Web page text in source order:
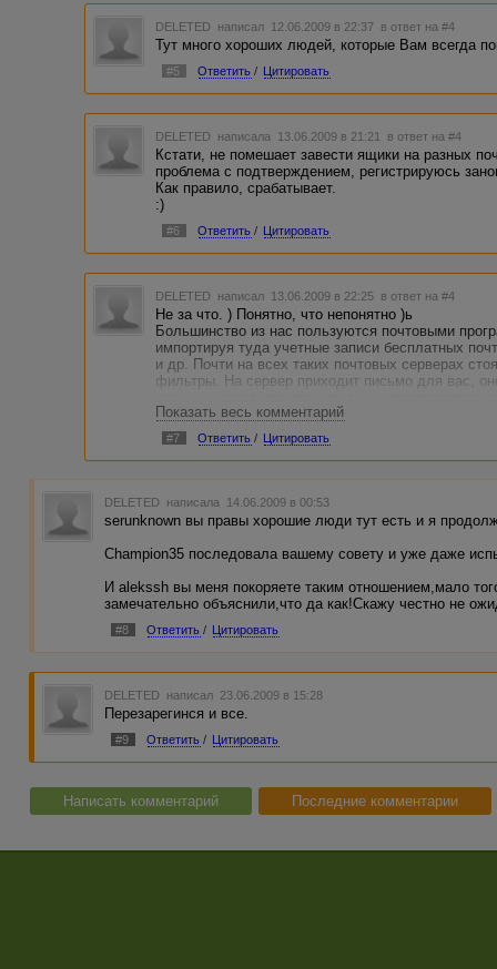
DELETED написал 12.06.2009 в 22:37 в ответ на #4
Тут много хороших людей, которые Вам всегда
#5 Ответить / Цитировать
DELETED написала 13.06.2009 в 21:21 в ответ на #4
Кстати, не помешает завести ящики на разных
проблема с подтверждением, регистрируюсь
Как правило, срабатывает.
:)
#6 Ответить / Цитировать
DELETED написал 13.06.2009 в 22:25 в ответ на #4
Не за что. ) Понятно, что непонятно )ь
Большинство из нас пользуются почтовыми
импортируя туда учетные записи бесплатных
и др. Почти на всех таких почтовых серверах
фильтры. На сервер приходит письмо для вас,
последующей пересылкой в вашу почтовую
Посмотреть эту папку можно ТОЛЬКО зайдя на
yandex.ru. Большинство регистраций на новые
"Спам" и не доходят до вашего почтового
Показать весь комментарий
#7 Ответить / Цитировать
DELETED написала 14.06.2009 в 00:53
serunknown вы правы хорошие люди тут есть и я
Champion35 последовала вашему совету и уже даже
И alekssh вы меня покоряете таким отношением,мало
замечательно объяснили,что да как!Скажу честно не
#8 Ответить / Цитировать
DELETED написал 23.06.2009 в 15:28
Перезарегинся и все.
#9 Ответить / Цитировать
Написать комментарий Последние комментарии